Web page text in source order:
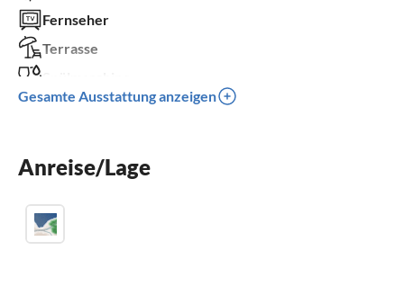
Fernseher
Terrasse
Parkplatz
Gesamte Ausstattung anzeigen
Anreise/Lage